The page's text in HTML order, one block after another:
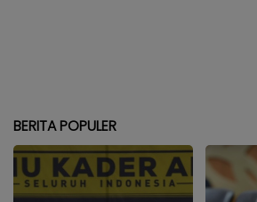
BERITA POPULER